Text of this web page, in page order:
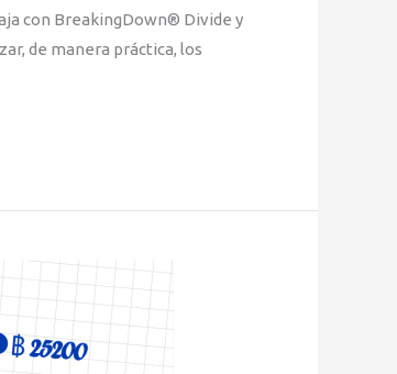
con BreakingDown® Divide y
de manera práctica, los